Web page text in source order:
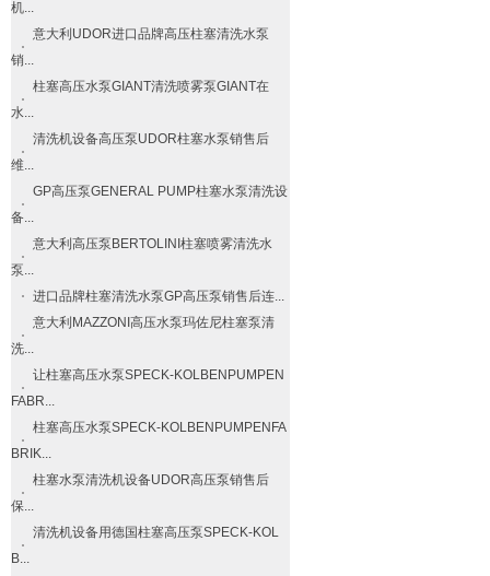
机...
意大利UDOR进口品牌高压柱塞清洗水泵
销...
柱塞高压水泵GIANT清洗喷雾泵GIANT在
水...
清洗机设备高压泵UDOR柱塞水泵销售后
维...
GP高压泵GENERAL PUMP柱塞水泵清洗设
备...
意大利高压泵BERTOLINI柱塞喷雾清洗水
泵...
进口品牌柱塞清洗水泵GP高压泵销售后连...
意大利MAZZONI高压水泵玛佐尼柱塞泵清
洗...
让柱塞高压水泵SPECK-KOLBENPUMPEN
FABR...
柱塞高压水泵SPECK-KOLBENPUMPENFA
BRIK...
柱塞水泵清洗机设备UDOR高压泵销售后
保...
清洗机设备用德国柱塞高压泵SPECK-KOL
B...